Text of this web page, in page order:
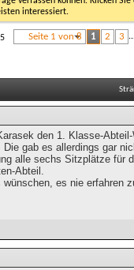
interessiert.
Seite 1 von 8 1 2 3
den 1. Klasse-Abteil-
gab es allerdings gar
alle sechs Sitzplätze für
Abteil.
es nie erfahren